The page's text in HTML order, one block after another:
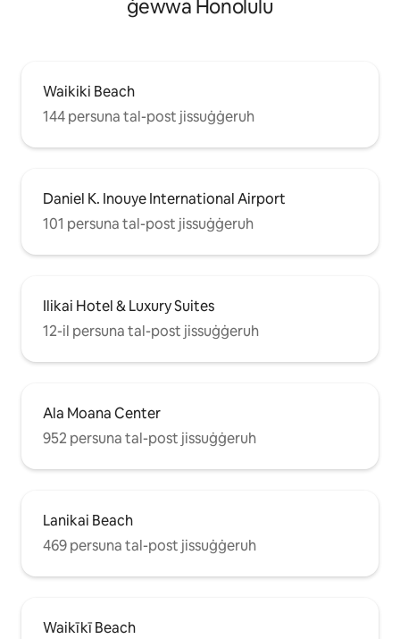
ġewwa Honolulu
Waikiki Beach
144 persuna tal-post jissuġġeruh
Daniel K. Inouye International Airport
101 persuna tal-post jissuġġeruh
Ilikai Hotel & Luxury Suites
12-il persuna tal-post jissuġġeruh
Ala Moana Center
952 persuna tal-post jissuġġeruh
Lanikai Beach
469 persuna tal-post jissuġġeruh
Waikīkī Beach